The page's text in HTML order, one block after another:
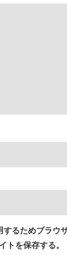
るためブラウ
トを保存する。